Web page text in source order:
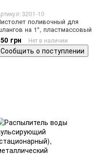
3201-10
поливочный для
на 1", пластмассовый
грн Нет в наличии
Сообщить о поступлении